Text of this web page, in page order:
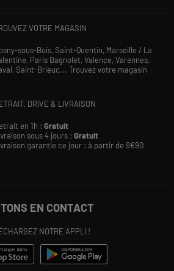
VOTRE MAGASIN
sous-Bois, Saint-Quentin, Marseille / La
Paris Bagnolet, Valence, Varennes,
Saint-Brieuc... Trouvez votre magasin
DRIVE & LIVRAISON
en 1h : Gratuit
sous 4 jours : Gratuit
garantie ce jour : à partir de 9€90
EN CONTACT
NOTRE APPLI !